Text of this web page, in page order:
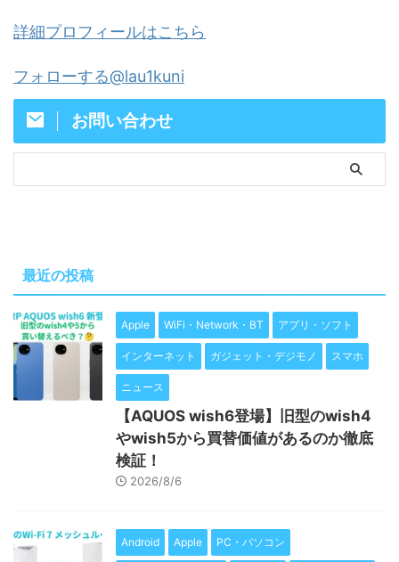
詳細プロフィールはこちら
フォローする@lau1kuni
お問い合わせ
最近の投稿
Apple WiFi・Network・BT アプリ・ソフト
インターネット ガジェット・デジモノ スマホ
ニュース
【AQUOS wish6登場】旧型のwish4
やwish5から買替価値があるのか徹底
検証！
2026/8/6
Android Apple PC・パソコン